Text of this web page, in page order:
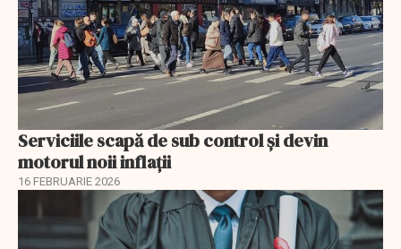
Serviciile scapă de sub control și devin
motorul noii inflații
16 FEBRUARIE 2026